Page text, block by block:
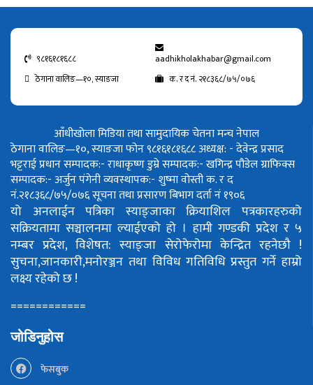
९८१६१८१६८८
aadhikholakhabar@gmail.com
ठेगाना वालिङ—१०, स्याङजा
क. र द नं. २१८३६८/७५/०७६
आँधीखोला मिडिया तथा सामुदायिक चेतना मन्च नेपाल
ठेगाना वालिङ—१०, स्याङजा फोन ९८१६१८१६८८अध्यक्ष: - देवेन्द्र प्रसाद
भट्टराईप्रधान सम्पादक:- राधाकृष्ण डुम्रेसम्पादक:- खगिन्द्र पौडेलग्राफिक्स
सम्पादक:- अर्जुन पंगेनीव्यवस्थापक:- शुष्मा वोस्तीक. र द
नं.२१८३६८/७५/०७६सूचना तथा प्रसारण बिभाग दर्ता नं १९०६
यो अनलाईन पत्रिका स्याङ्जाका क्रियाशिल पत्रकारहरुको
सक्रियतामा सञ्चालनमा ल्याईएको हो । हामी गण्डकी प्रदेश र ५
नम्बर प्रदेश, विशेषत: स्याङ्जा सेरोफेरोमा केन्द्रित रहनेछौ !
सुचना,जानकारी,मनोरञ्जन तथा विविध गतिविधि प्रस्तुत गर्ने हाम्रो
लक्ष्य रहेको छ !
============
जोडिनुहोस
फेसबुक